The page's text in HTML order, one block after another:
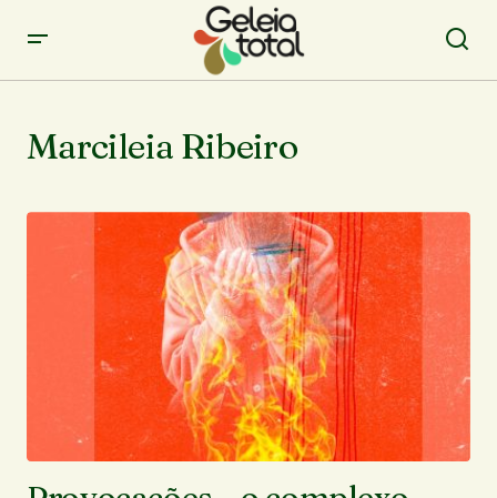
Marcileia Ribeiro